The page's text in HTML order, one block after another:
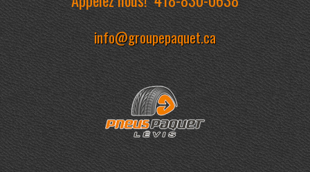
info@groupepaquet.ca